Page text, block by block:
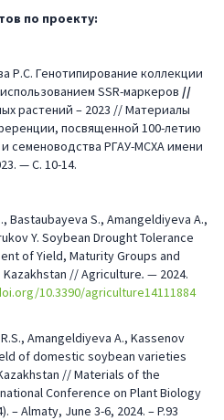
по проекту:
Р.С. Генотипирование коллекции
SSR-маркеров //
растений – 2023 // Материалы
посвященной 100-летию
семеноводства РГАУ-МСХА имени
— С. 10-14.
Bastaubayeva S., Amangeldiyeva A.,
Y. Soybean Drought Tolerance
of Yield, Maturity Groups and
// Agriculture. — 2024.
10.3390/agriculture14111884
Amangeldiyeva A., Kassenov
of domestic soybean varieties
// Materials of the
Conference on Plant Biology
– Almaty, June 3-6, 2024. – P.93